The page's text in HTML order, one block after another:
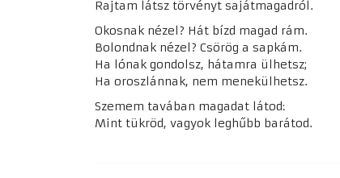
Rajtam látsz törvényt sajátmagadról.
Okosnak nézel? Hát bízd magad rám.
Bolondnak nézel? Csörög a sapkám.
Ha lónak gondolsz, hátamra ülhetsz;
Ha oroszlánnak, nem menekülhetsz.
Szemem tavában magadat látod:
Mint tükröd, vagyok leghűbb barátod.